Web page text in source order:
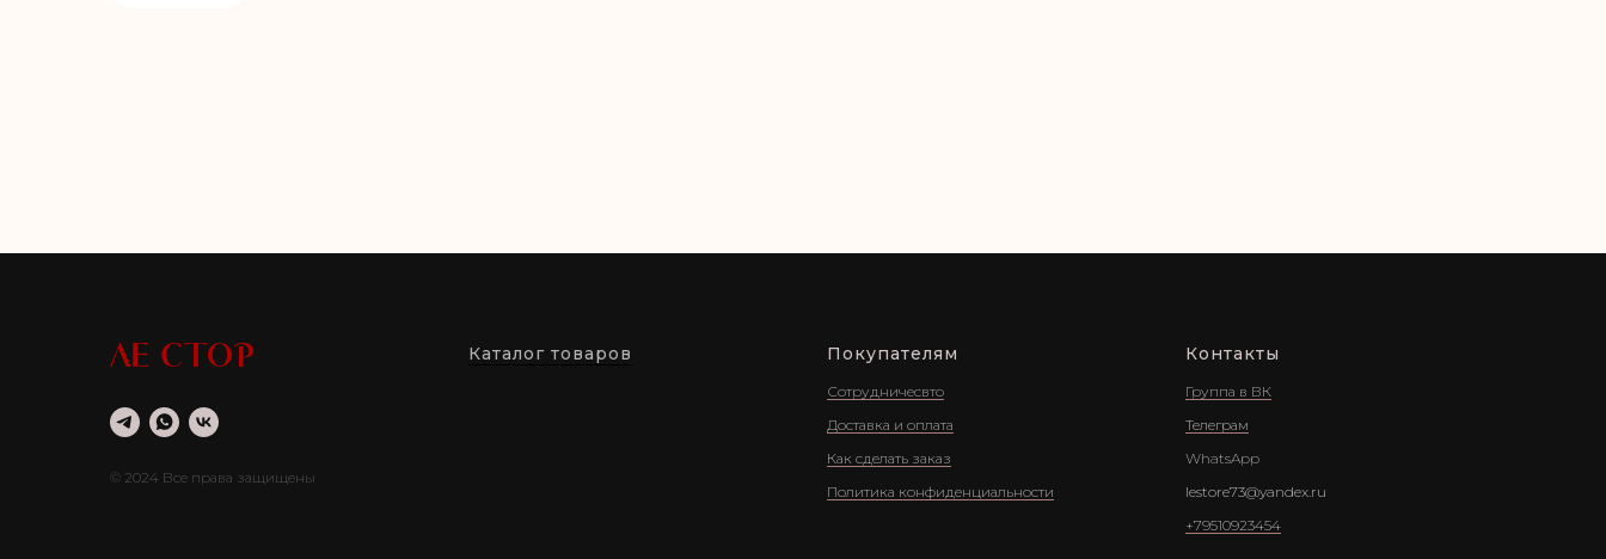
© 2024 Все права защищены
Каталог товаров Покупателям
Сотрудничесвто
Доставка и оплата
Как сделать заказ
Политика конфиденциальности
Контакты
Группа в ВК
Телеграм
WhatsApp
lestore73@yandex.ru
+79510923454